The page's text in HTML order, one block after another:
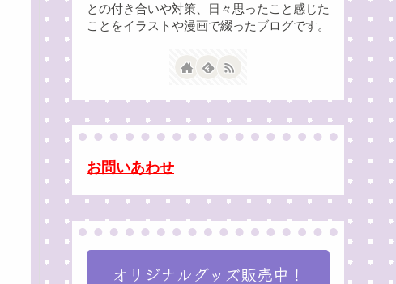
との付き合いや対策、日々思ったこと感じた
ことをイラストや漫画で綴ったブログです。
お問いあわせ
オリジナルグッズ販売中！